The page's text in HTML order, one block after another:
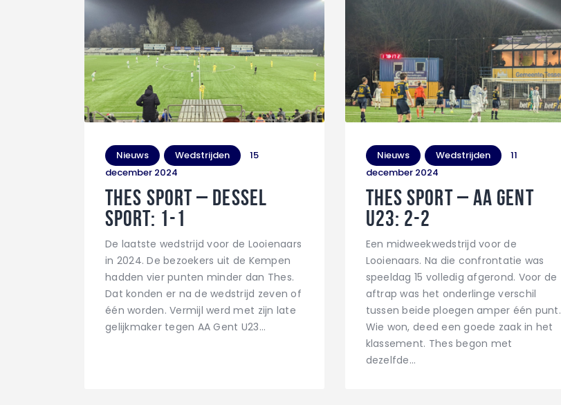
Nieuws Wedstrijden
15
december 2024
THES Sport – Dessel
Sport: 1-1
De laatste wedstrijd voor de Looienaars
in 2024. De bezoekers uit de Kempen
hadden vier punten minder dan Thes.
Dat konden er na de wedstrijd zeven of
één worden. Vermijl werd met zijn late
gelijkmaker tegen AA Gent U23…
Nieuws Wedstrijden
11
december 2024
THES Sport – AA Gent
U23: 2-2
Een midweekwedstrijd voor de
Looienaars. Na die confrontatie was
speeldag 15 volledig afgerond. Voor de
aftrap was het onderlinge verschil
tussen beide ploegen amper één punt.
Wie won, deed een goede zaak in het
klassement. Thes begon met
dezelfde…